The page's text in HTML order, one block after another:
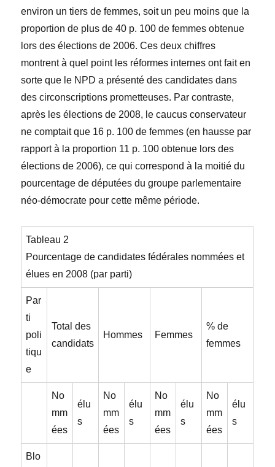
environ un tiers de femmes, soit un peu moins que la
proportion de plus de 40 p. 100 de femmes obtenue
lors des élections de 2006. Ces deux chiffres
montrent à quel point les réformes internes ont fait en
sorte que le NPD a présenté des candidates dans
des circonscriptions prometteuses. Par contraste,
après les élections de 2008, le caucus conservateur
ne comptait que 16 p. 100 de femmes (en hausse par
rapport à la proportion 11 p. 100 obtenue lors des
élections de 2006), ce qui correspond à la moitié du
pourcentage de députées du groupe parlementaire
néo-démocrate pour cette même période.
Tableau 2
Pourcentage de candidates fédérales nommées et
élues en 2008 (par parti)
Par
ti
poli
tiqu
e
Total des
candidats
Hommes Femmes
% de
femmes
No
mm
ées
élu
s
No
mm
ées
élu
s
No
mm
ées
élu
s
No
mm
ées
élu
s
Blo